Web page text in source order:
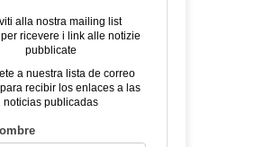
alla nostra mailing list
ricevere i link alle notizie
pubblicate
a nuestra lista de correo
recibir los enlaces a las
noticias publicadas